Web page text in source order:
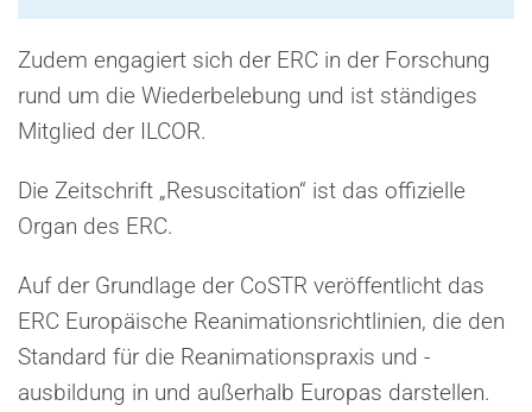
Zudem engagiert sich der ERC in der Forschung
rund um die Wiederbelebung und ist ständiges
Mitglied der ILCOR.
Die Zeitschrift „Resuscitation“ ist das offizielle
Organ des ERC.
Auf der Grundlage der CoSTR veröffentlicht das
ERC Europäische Reanimationsrichtlinien, die den
Standard für die Reanimationspraxis und -
ausbildung in und außerhalb Europas darstellen.